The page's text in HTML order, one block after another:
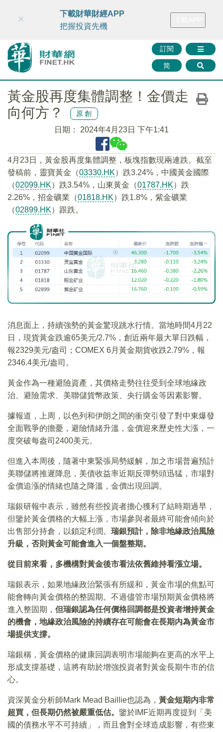
財華智庫網 FINTV FINMETA 財華證券 媒體矩陣
訂閱
简
×
下載財華財經APP
把握投資先機
黃金股再度集體調整！金價走
向何方？
原創
日期： 2024年4月23日 下午1:41
4月23日，黃金股再度集體調整，板塊指數現兩連跌。截至
發稿前，靈寶黃金（03330.HK）跌3.24%，中國黃金國際
（02099.HK）跌3.54%，山東黃金（01787.HK）跌
2.26%，招金礦業（01818.HK）跌1.8%，紫金礦業
（02899.HK）跟跌。
消息面上，持續強勢的黃金驚現跳水行情。當地時間4月22
日，現貨黃金跌逾65美元/2.7%，創近兩年最大單日跌幅，
報2329美元/盎司；COMEX 6月黃金期貨收跌2.79%，報
2346.4美元/盎司。
黃金作為一種避險資產，其價格走勢往往受到全球地緣政
治、避險需求、美聯儲貨幣政策、央行購金等因素影響。
據報道，上周，以色列和伊朗之間的衝突引發了對中東爆發
全面戰爭的擔憂，避險情緒升溫，金價迎來歷史性大漲，一
度突破每盎司2400美元。
但進入本周後，隨著中東緊張局勢緩解，加之市場普遍預計
美聯儲將推遲降息，美債收益率近期反彈勢頭迅猛，市場對
金價追漲的情緒也隨之降溫，金價出現回調。
瑞銀研報中表示，雖然有些投資者擔心獲利了結時期過早，
但鑒於黃金價格的大幅上漲，市場參與者最終可能會傾向於
出售部分持倉，以鎖定利潤。 瑞銀預計，除非地緣政治風險
升級，否則黃金可能會進入一個盤整期。
從目前來看，多機構對黃金後市看法依舊維持看漲立場。
瑞銀表示，如果地緣政治緊張有所緩和，黃金市場的焦點可
能會轉向黃金價格的整固期。不過儘管市場預期黃金價格將
進入整固期， 但瑞銀認為任何價格回調都是投資者增持黃金
的機會，地緣政治風險的持續存在可能會在長期内為黃金市
場提供支撐。
瑞銀稱，黃金價格的健康回調表明市場能夠在更高的水平上
形成支撐基礎，這將有助於增強投資者對黃金長期牛市的信
心。
資深黃金分析師Mark Mead Baillie也認為， 黃金短期内非常
超買，但長期仍然被嚴重低估。 鑒於IMF近期再度提到「美
國的債務水平不可持續」，而且會對全球造成影響，有些東